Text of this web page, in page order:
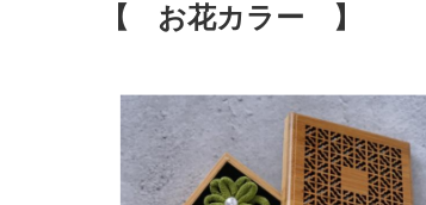
【 お花カラー 】